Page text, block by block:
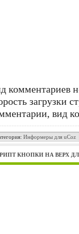
комментариев
загрузки
вид
Информеры для uCoz
КНОПКИ НА ВЕРХ